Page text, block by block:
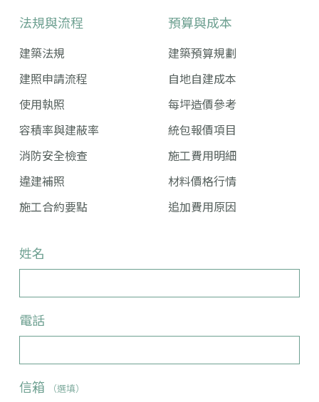
法規與流程
建築法規
建照申請流程
使用執照
容積率與建蔽率
消防安全檢查
違建補照
施工合約要點
預算與成本
建築預算規劃
自地自建成本
每坪造價參考
統包報價項目
施工費用明細
材料價格行情
追加費用原因
姓名
電話
信箱 （選填）